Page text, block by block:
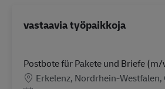
vastaavia työpaikkoja
Postbote für Pakete und Briefe
SijaintiErkelenz, Nordrhein-Westfalen,